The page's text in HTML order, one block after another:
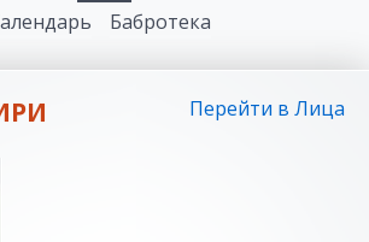
Бабротека
Перейти в Лица